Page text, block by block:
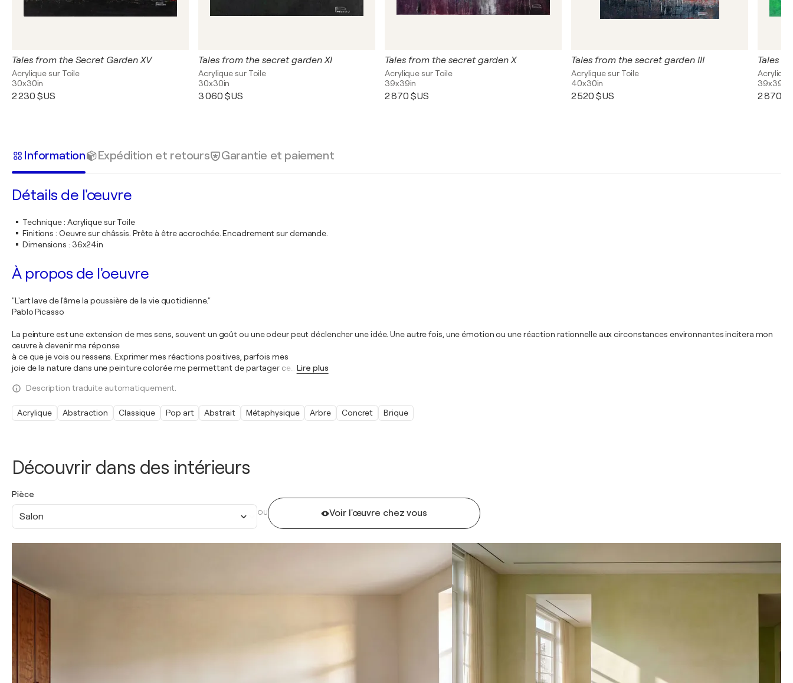
Découvrir dans des intérieurs
Pièce
Salon OU Voir l'œuvre chez vous
Tales from the Secret Garden XV
Acrylique sur Toile
30x30in
2 230 $US
Tales from the secret garden XI
Acrylique sur Toile
30x30in
3 060 $US
Tales from the secret garden X
Acrylique sur Toile
39x39in
2 870 $US
Tales from the secret garden III
Acrylique sur Toile
40x30in
2 520 $US
Tales
39x39in
2 870
Information Expédition et retours Garantie et paiement
Détails de l'œuvre
Technique: Acrylique sur Toile
Finitions : Oeuvre sur châssis. Prête à être accrochée. Encadrement sur demande.
Dimensions : 36x24in
À propos de l'oeuvre
"L'art lave de l'âme la poussière de la vie quotidienne."
Pablo Picasso
La peinture est une extension de mes sens, souvent un goût ou une odeur peut déclencher une idée. Une autre fois, une émotion ou une réaction rationnelle aux circonstances environnantes incitera mon
œuvre à devenir ma réponse
à ce que je vois ou ressens. Exprimer mes réactions positives, parfois mes
joie de la nature dans une peinture colorée me permettant de partager ce
Lire plus
Description traduite automatiquement.
Acrylique Abstraction Classique Pop art Abstrait Métaphysique Arbre Concret Brique